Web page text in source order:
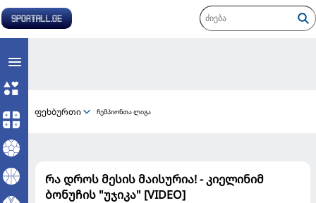
ფეხბურთი ჩემპიონთა ლიგა
რა დროს მესის მაისურია! - კიელინიმ
ბონუჩის "უჯიკა" [VIDEO]